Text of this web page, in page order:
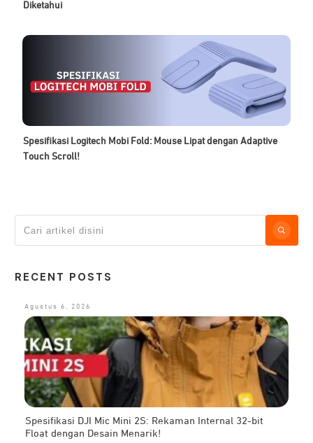
Diketahui
Spesifikasi Logitech Mobi Fold: Mouse Lipat dengan Adaptive
Touch Scroll!
RECENT POSTS
Agustus 6, 2026
Spesifikasi DJI Mic Mini 2S: Rekaman Internal 32-bit
Float dengan Desain Menarik!